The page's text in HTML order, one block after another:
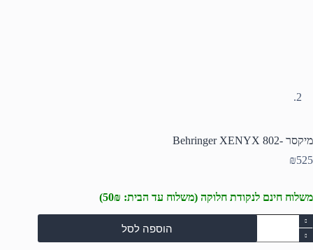
מיקסר -Behringer XENYX 802
₪525
משלוח חינם לנקודת חלוקה (משלוח עד הבית: 50₪)
כמות
של
מיקסר
הוספה לסל